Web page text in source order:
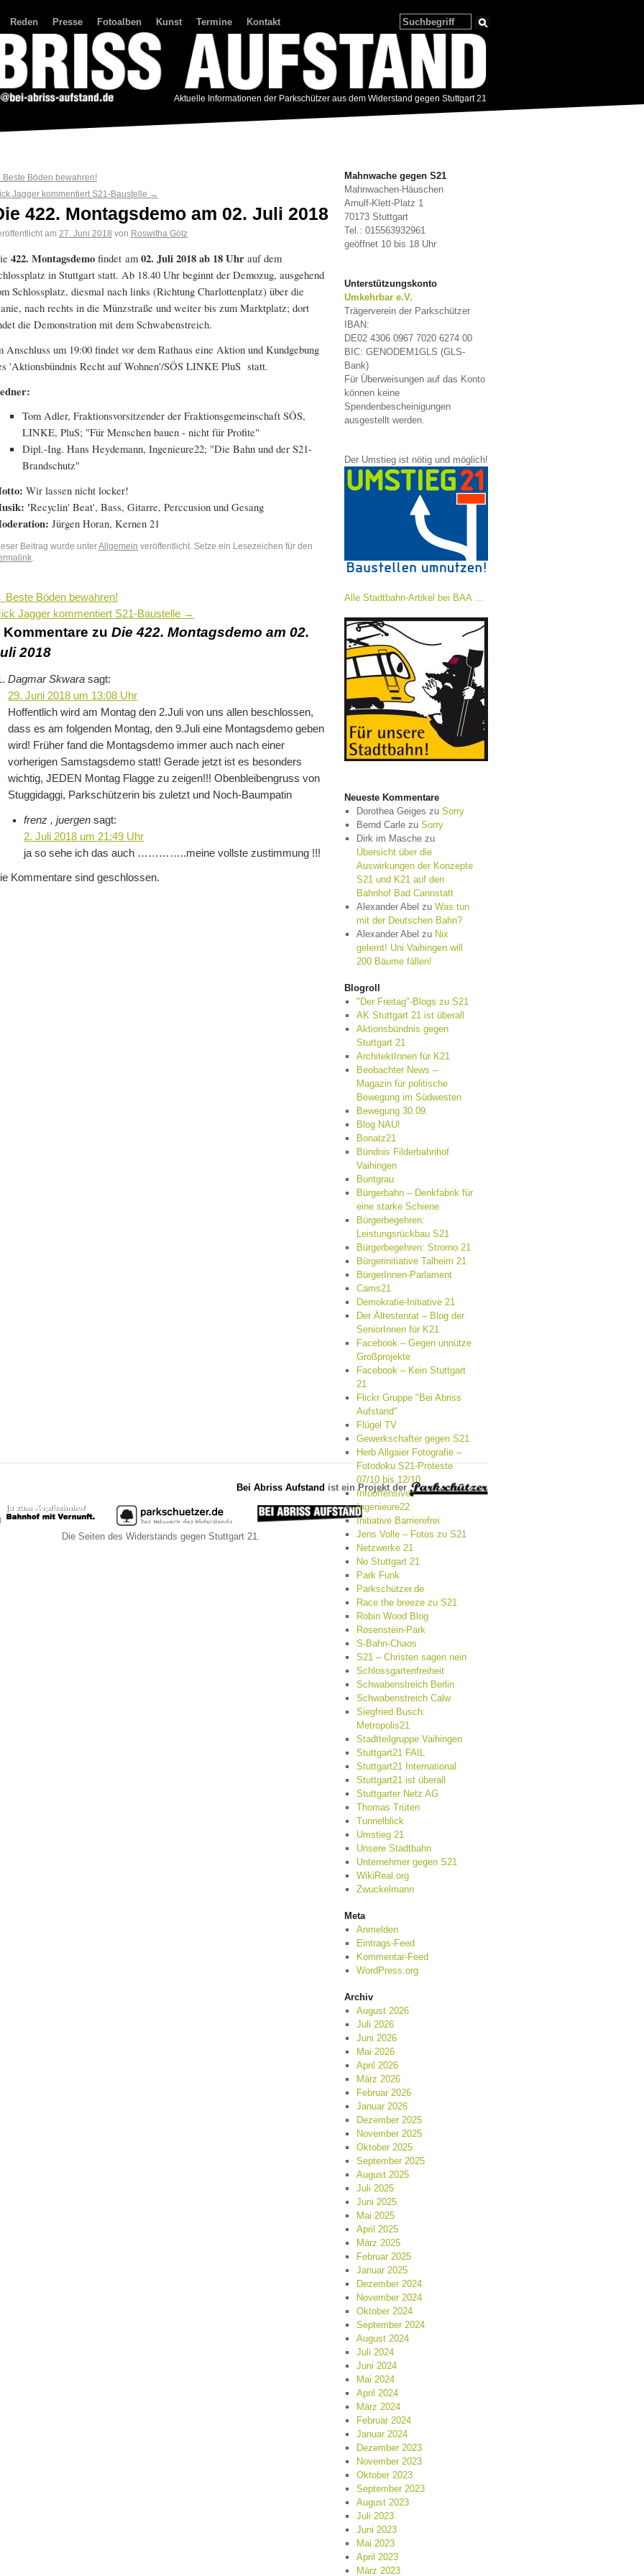
Reden Presse Fotoalben Kunst Termine Kontakt
Aktuelle Informationen der Parkschützer aus dem Widerstand gegen Stuttgart 21
Beste Böden bewahren!
Jagger kommentiert S21-Baustelle →
422. Montagsdemo am 02. Juli 2018
am 27. Juni 2018 von Roswitha Götz
422. Montagsdemo findet am 02. Juli 2018ab 18 Uhr auf dem
in Stuttgart statt. Ab 18.40 Uhr beginnt der Demozug, ausgehend
Schlossplatz, diesmal nach links (Richtung Charlottenplatz) über die
nach rechts in die Münzstraße und weiter bis zum Marktplatz; dort
die Demonstration mit dem Schwabenstreich.
Anschluss um 19:00 findet vor dem Rathaus eine Aktion und Kundgebung
'Aktionsbündnis Recht auf Wohnen'/SÖS LINKE PluS statt.
Tom Adler,Fraktionsvorsitzender der Fraktionsgemeinschaft SÖS,
LINKE, PluS; "Für Menschen bauen - nicht für Profite"
Dipl.-Ing. Hans Heydemann, Ingenieure22; "Die Bahn und der S21-
Brandschutz"
Wir lassen nicht locker!
'Recyclin' Beat', Bass, Gitarre, Perccusion und Gesang
Jürgen Horan, Kernen 21
Beitrag wurde unterAllgemein veröffentlicht. Setze ein Lesezeichen für den
Beste Böden bewahren!
Jagger kommentiert S21-Baustelle →
Kommentare zu Die 422. Montagsdemo am 02.
2018
Dagmar Skwara sagt:
29. Juni 2018 um 13:08 Uhr
Hoffentlich wird am Montag den 2.Juli von uns allen beschlossen,
dass es am folgenden Montag, den 9.Juli eine Montagsdemo geben
wird! Früher fand die Montagsdemo immer auch nach einer
vorherigen Samstagsdemo statt! Gerade jetzt ist es besonders
wichtig, JEDEN Montag Flagge zu zeigen!!! Obenbleibengruss von
Stuggidaggi, Parkschützerin bis zuletzt und Noch-Baumpatin
frenz , juergen sagt:
2. Juli 2018 um 21:49 Uhr
ja so sehe ich das auch …………..meine vollste zustimmung !!!
Kommentare sind geschlossen.
Mahnwache gegen S21
Mahnwachen-Häuschen
Arnulf-Klett-Platz 1
70173 Stuttgart
Tel.: 015563932961
geöffnet 10 bis 18 Uhr
Unterstützungskonto
Umkehrbar e.V.
Trägerverein der Parkschützer
IBAN:
DE02 4306 0967 7020 6274 00
BIC: GENODEM1GLS (GLS-
Bank)
Für Überweisungen auf das Konto
können keine
Spendenbescheinigungen
ausgestellt werden.
Der Umstieg ist nötig und möglich!
Alle Stadtbahn-Artikel bei BAA ...
Neueste Kommentare
Dorothea Geiges zu Sorry
Bernd Carlezu Sorry
Dirk im Maschezu
Übersicht über die
Auswirkungen der Konzepte
S21 und K21 auf den
Bahnhof Bad Cannstatt
Alexander Abel zu Was tun
mit der Deutschen Bahn?
Alexander Abel zu Nix
gelernt! Uni Vaihingen will
200 Bäume fällen!
Blogroll
"Der Freitag"-Blogs zu S21
AK Stuttgart 21 ist überall
Aktionsbündnis gegen
Stuttgart 21
ArchitektInnen für K21
Beobachter News –
Magazin für politische
Bewegung im Südwesten
Bewegung 30.09.
Blog NAU!
Bonatz21
Bündnis Filderbahnhof
Vaihingen
Buntgrau
Bürgerbahn – Denkfabrik für
eine starke Schiene
Bürgerbegehren:
Leistungsrückbau S21
Bürgerbegehren: Strorno 21
Bürgerinitiative Talheim 21
BürgerInnen-Parlament
Cams21
Demokratie-Initiative 21
Der Ältestenrat – Blog der
SeniorInnen für K21
Facebook – Gegen unnütze
Großprojekte
Facebook – Kein Stuttgart
21
Flickr Gruppe "Bei Abriss
Aufstand"
Flügel TV
Gewerkschafter gegen S21
Herb Allgaier Fotografie –
Fotodoku S21-Proteste
07/10 bis 12/10
Infooffensive
Ingenieure22
Initiative Barrierefrei
Jens Volle – Fotos zu S21
Netzwerke 21
No Stuttgart 21
Park Funk
Parkschützer.de
Race the breeze zu S21
Robin Wood Blog
Rosenstein-Park
S-Bahn-Chaos
S21 – Christen sagen nein
Schlossgartenfreiheit
Schwabenstreich Berlin
Schwabenstreich Calw
Siegfried Busch:
Metropolis21
Stadtteilgruppe Vaihingen
Stuttgart21 FAIL
Stuttgart21 International
Stuttgart21 ist überall
Stuttgarter Netz AG
Thomas Trüten
Tunnelblick
Umstieg 21
Unsere Stadtbahn
Unternehmer gegen S21
WikiReal.org
Zwuckelmann
Meta
Anmelden
Eintrags-Feed
Kommentar-Feed
WordPress.org
Archiv
August 2026
Juli 2026
Juni 2026
Mai 2026
April 2026
März 2026
Februar 2026
Januar 2026
Dezember 2025
November 2025
Oktober 2025
September 2025
August 2025
Juli 2025
Juni 2025
Mai 2025
April 2025
März 2025
Februar 2025
Januar 2025
Dezember 2024
November 2024
Oktober 2024
September 2024
August 2024
Juli 2024
Juni 2024
Mai 2024
April 2024
März 2024
Februar 2024
Januar 2024
Dezember 2023
November 2023
Oktober 2023
September 2023
August 2023
Juli 2023
Juni 2023
Mai 2023
April 2023
März 2023
Bei Abriss Aufstand ist ein Projekt der
Die Seiten des Widerstands gegen Stuttgart 21.